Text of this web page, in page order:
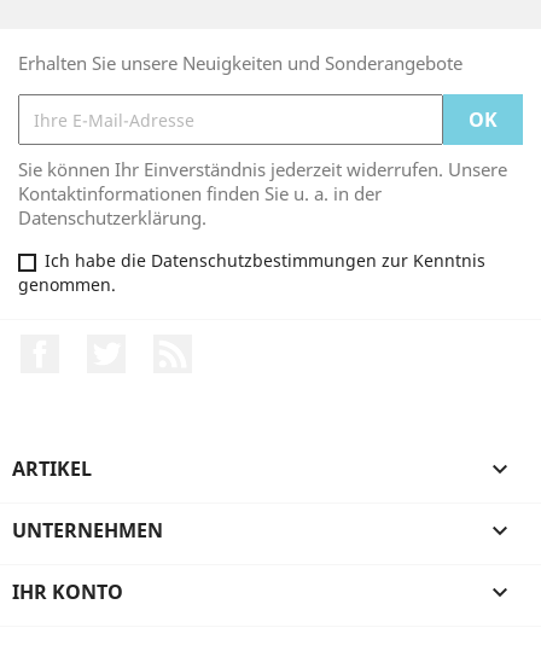
Erhalten Sie unsere Neuigkeiten und Sonderangebote
Sie können Ihr Einverständnis jederzeit widerrufen. Unsere
Kontaktinformationen finden Sie u. a. in der
Datenschutzerklärung.
Ich habe die Datenschutzbestimmungen zur Kenntnis
genommen.
ARTIKEL 
UNTERNEHMEN 
IHR KONTO 